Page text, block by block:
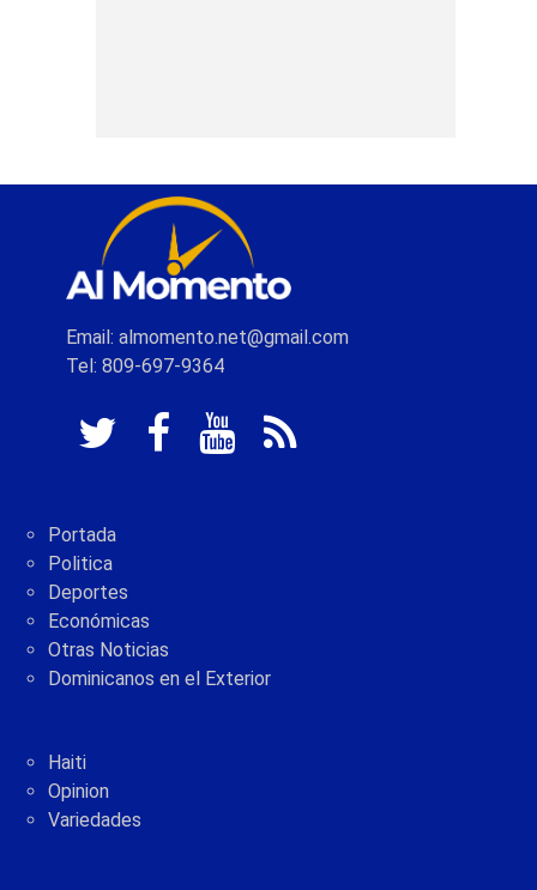
Email: almomento.net@gmail.com
Tel: 809-697-9364
Portada
Politica
Deportes
Económicas
Otras Noticias
Dominicanos en el Exterior
Haiti
Opinion
Variedades